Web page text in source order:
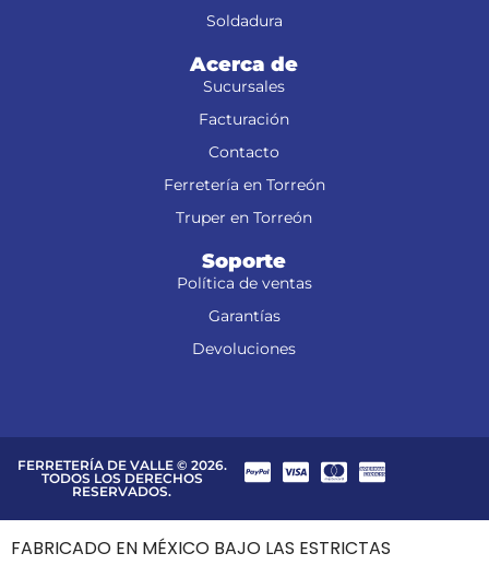
Soldadura
Acerca de
Sucursales
Facturación
Contacto
Ferretería en Torreón
Truper en Torreón
Soporte
Política de ventas
Garantías
Devoluciones
FERRETERÍA DE VALLE © 2026.
TODOS LOS DERECHOS
RESERVADOS.
FABRICADO EN MÉXICO BAJO LAS ESTRICTAS